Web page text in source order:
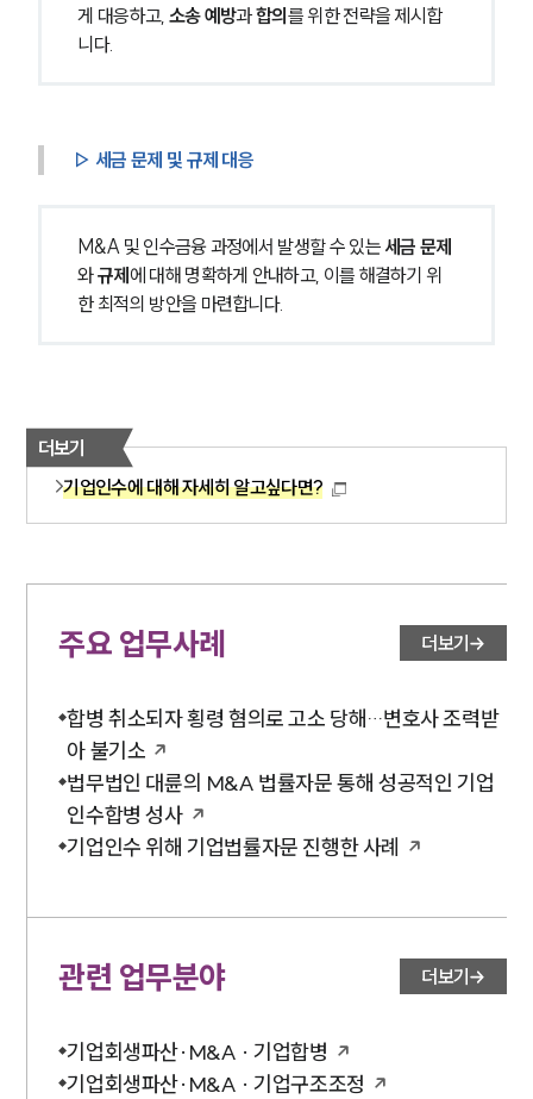
게 대응하고, 소송 예방과 합의를 위한 전략을 제시합
니다.
▷ 세금 문제 및 규제 대응
M&A 및 인수금융 과정에서 발생할 수 있는 세금 문제
와 규제에 대해 명확하게 안내하고, 이를 해결하기 위
한 최적의 방안을 마련합니다.
더보기
기업인수에 대해 자세히 알고싶다면?
주요 업무사례 더보기
합병 취소되자 횡령 혐의로 고소 당해…변호사 조력받
아 불기소
법무법인 대륜의 M&A 법률자문 통해 성공적인 기업
인수합병 성사
기업인수 위해 기업법률자문 진행한 사례
관련 업무분야 더보기
기업회생파산·M&A · 기업합병
기업회생파산·M&A · 기업구조조정